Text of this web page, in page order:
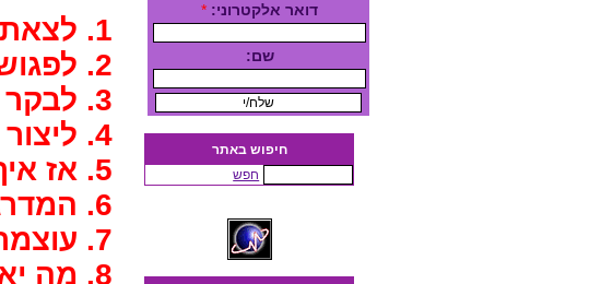
דואר אלקטרוני: *
שם:
חיפוש באתר
חפש
1. לצאת לטיול בתחומי חיי עם קלף
2. לפגוש את הזר ואת המוכר ועצמי
3. לבקר בחדרי חיי השונים
4. ליצור מפתחות של עוצמה
5. אז איך יוצאים מבורות
6. המדרגות לחדר השפע
7. עוצמתן של מתנות לאחר ולעצמי
8. מה יאפשר לי ליצור גשר בפער